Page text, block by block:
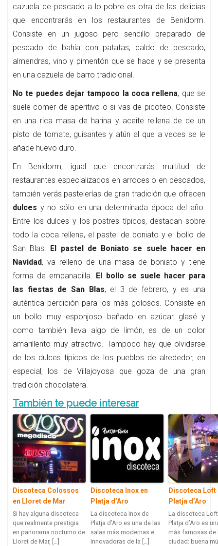
cazuela de pescado a lo pobre es otra de las delicias
que encontrarás en los restaurantes de Benidorm.
Consiste en un jugoso pero sencillo preparado de
pescado de bahía con patatas, caldo de pescado,
almendras, vino y pimentón que se hace y se presenta
en una cazuela de barro tradicional.
No te puedes dejar tampoco la coca rellena, que se
suele comer de aperitivo o si vas de picoteo. Consiste
en una rica masa de harina y aceite rellena de de un
pisto de tomate, guisantes y atún al que a veces se le
añade huevo duro.
En Benidorm, igual que encontrarás multitud de
restaurantes especializados en arroces o en pescados,
también verás pastelerías de gran tradición que ofrecen
dulces y no sólo en una determinada época del año.
Entre los dulces y los postres típicos, destacan sobre
todo la coca rellena, el pastel de boniato y el bollo de
San Blas. El pastel de Boniato se suele hacer en
Navidad, va relleno de una masa de boniato y tiene
forma de empanadilla. El bollo se suele hacer para
las fiestas de San Blas, el 3 de febrero, y es una
auténtica perdición para los más golosos. Consiste en
un bollo muy esponjoso bañado en azúcar glasé y
como también lleva algo de limón, es de un color
amarillento muy atractivo. Tampoco hay que olvidarse
de los dulces típicos de los pueblos de alrededor, en
especial, los de Villajoyosa que goza de una gran
tradición chocolatera.
También te puede interesar
Discoteca Colossos
en Lloret de Mar
Si hay alguna discoteca
que realmente prestigia
en panorama nocturno de
Lloret de Mar, […]
Discoteca Inox en
Platja d’Aro
La discoteca Inox de
Platja d’Aro es una de las
salas más modernas e
innovadoras de la […]
Discoteca Loft
Platja d’Aro
La discoteca
Platja d’Aro es
más famosas de
ciudad: buena